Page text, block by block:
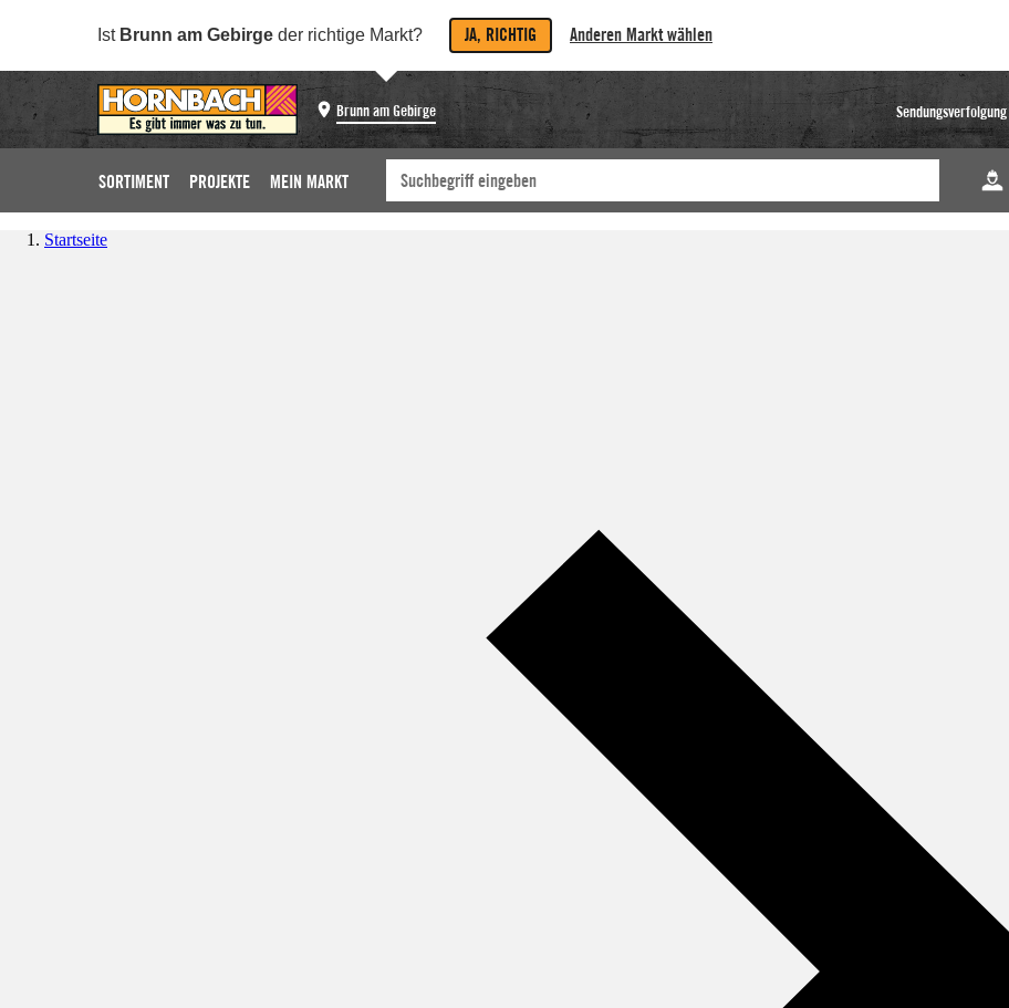
Ist Brunn am Gebirge der richtige Markt? JA, RICHTIG Anderen Markt wählen
Brunn am Gebirge Sendungsverfolgung
SORTIMENT PROJEKTE MEIN MARKT
Startseite